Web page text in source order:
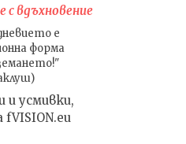
с вдъхновение
е
форма
и усмивки,